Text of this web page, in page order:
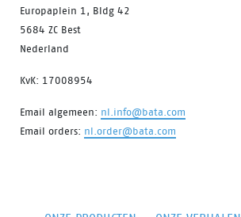
Europaplein 1, Bldg 42
5684 ZC Best
Nederland
KvK: 17008954
Email algemeen: nl.info@bata.com
Email orders: nl.order@bata.com